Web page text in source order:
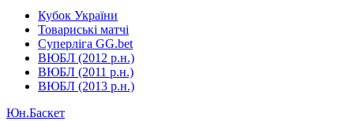
Кубок України
Товариські матчі
Суперліга GG.bet
ВЮБЛ (2012 р.н.)
ВЮБЛ (2011 р.н.)
ВЮБЛ (2013 р.н.)
Юн.Баскет